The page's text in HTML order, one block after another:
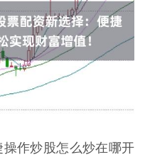
作炒股怎么炒在哪开